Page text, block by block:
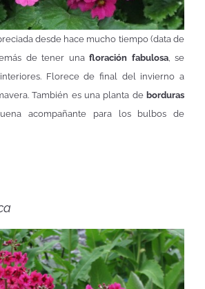
desde hace mucho tiempo (data de
de tener unafloración fabulosa, se
Florece de final del invierno a
También es una planta de borduras
acompañante para los bulbos de